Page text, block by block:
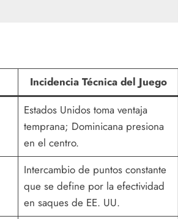
Incidencia Técnica del Juego
Estados Unidos toma ventaja
temprana; Dominicana presiona
en el centro.
Intercambio de puntos constante
que se define por la efectividad
en saques de EE. UU.